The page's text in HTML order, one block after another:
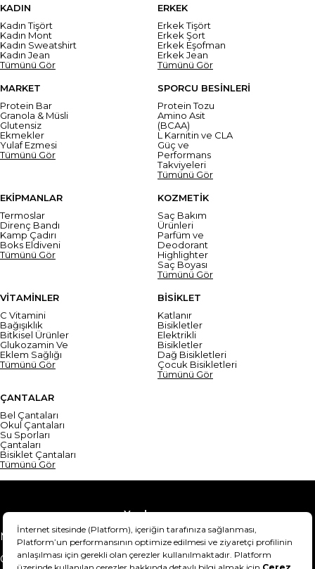
KADIN
Kadın Tişört
Kadın Mont
Kadın Sweatshirt
Kadın Jean
Tümünü Gör
ERKEK
Erkek Tişört
Erkek Şort
Erkek Eşofman
Erkek Jean
Tümünü Gör
MARKET
Protein Bar
Granola & Müsli
Glutensiz
Ekmekler
Yulaf Ezmesi
Tümünü Gör
SPORCU BESİNLERİ
Protein Tozu
Amino Asit
(BCAA)
L Karnitin ve CLA
Güç ve
Performans
Takviyeleri
Tümünü Gör
EKİPMANLAR
Termoslar
Direnç Bandı
Kamp Çadırı
Boks Eldiveni
Tümünü Gör
KOZMETİK
Saç Bakım
Ürünleri
Parfüm ve
Deodorant
Highlighter
Saç Boyası
Tümünü Gör
VİTAMİNLER
C Vitamini
Bağışıklık
Bitkisel Ürünler
Glukozamin Ve
Eklem Sağlığı
Tümünü Gör
BİSİKLET
Katlanır
Bisikletler
Elektrikli
Bisikletler
Dağ Bisikletleri
Çocuk Bisikletleri
Tümünü Gör
ÇANTALAR
Bel Çantaları
Okul Çantaları
Su Sporları
Çantaları
Bisiklet Çantaları
Tümünü Gör
Yardım
Mesafeli Satış Sözleşmesi
Teslimat Bilgisi
Gizlilik Sözleşmesi
Şartlar & Koşullar